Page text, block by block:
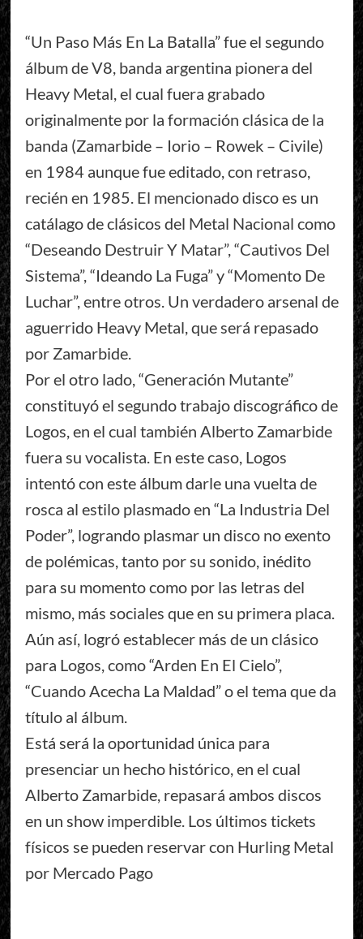
“Un Paso Más En La Batalla” fue el segundo
álbum de V8, banda argentina pionera del
Heavy Metal, el cual fuera grabado
originalmente por la formación clásica de la
banda (Zamarbide – Iorio – Rowek – Civile)
en 1984 aunque fue editado, con retraso,
recién en 1985. El mencionado disco es un
catálago de clásicos del Metal Nacional como
“Deseando Destruir Y Matar”, “Cautivos Del
Sistema”, “Ideando La Fuga” y “Momento De
Luchar”, entre otros. Un verdadero arsenal de
aguerrido Heavy Metal, que será repasado
por Zamarbide.
Por el otro lado, “Generación Mutante”
constituyó el segundo trabajo discográfico de
Logos, en el cual también Alberto Zamarbide
fuera su vocalista. En este caso, Logos
intentó con este álbum darle una vuelta de
rosca al estilo plasmado en “La Industria Del
Poder”, logrando plasmar un disco no exento
de polémicas, tanto por su sonido, inédito
para su momento como por las letras del
mismo, más sociales que en su primera placa.
Aún así, logró establecer más de un clásico
para Logos, como “Arden En El Cielo”,
“Cuando Acecha La Maldad” o el tema que da
título al álbum.
Está será la oportunidad única para
presenciar un hecho histórico, en el cual
Alberto Zamarbide, repasará ambos discos
en un show imperdible. Los últimos tickets
físicos se pueden reservar con Hurling Metal
por Mercado Pago